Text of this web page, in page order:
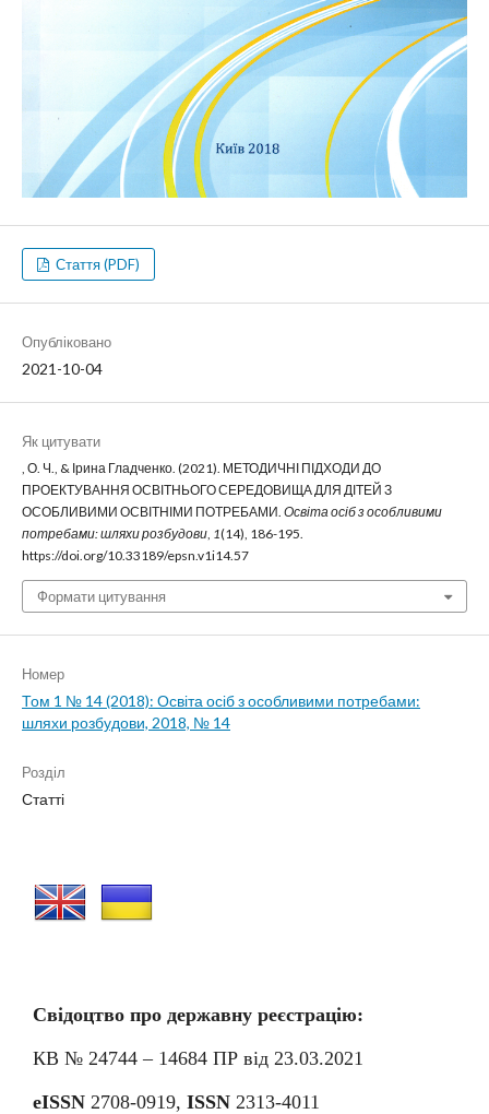
Стаття (PDF)
Опубліковано
2021-10-04
Як цитувати
, О. Ч., & Ірина Гладченко. (2021). МЕТОДИЧНІ ПІДХОДИ ДО
ПРОЕКТУВАННЯ ОСВІТНЬОГО СЕРЕДОВИЩА ДЛЯ ДІТЕЙ З
ОСОБЛИВИМИ ОСВІТНІМИ ПОТРЕБАМИ. Освіта осіб з особливими
потребами: шляхи розбудови 1(14), 186-195.
https://doi.org/10.33189/epsn.v1i14.57
Формати цитування
Номер
Том 1 № 14 (2018): Освіта осіб з особливими потребами:
шляхи розбудови, 2018, № 14
Розділ
Статті
Свідоцтво про державну реєстрацію:
КВ № 24744 – 14684 ПР від 23.03.2021
eISSN 2708-0919, ISSN 2313-4011